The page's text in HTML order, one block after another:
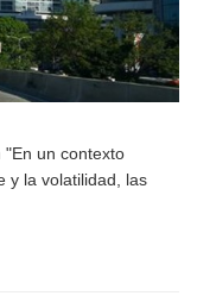
"En un contexto
y la volatilidad, las